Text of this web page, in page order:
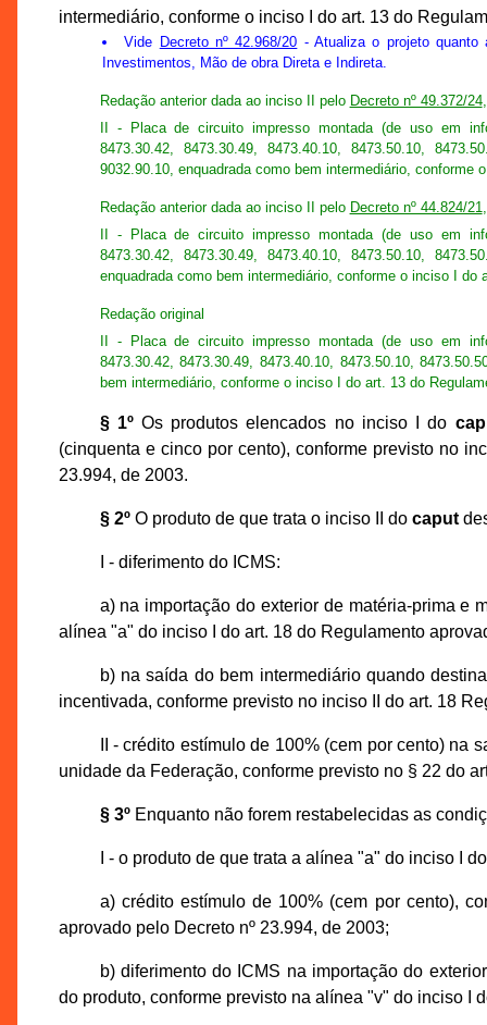
intermediário, conforme o inciso I do art. 13 do
Vide Decreto nº 42.968/20 - Atualiza o projeto quanto
Investimentos, Mão de obra Direta e Indireta.
Redação anterior dada ao inciso II pelo Decreto nº 49.372/24
II - Placa de circuito impresso montada (de uso em
8473.30.42, 8473.30.49, 8473.40.10, 8473.50.10,
9032.90.10, enquadrada como bem intermediário, conforme
Redação anterior dada ao inciso II pelo Decreto nº 44.824/21
II - Placa de circuito impresso montada (de uso em
8473.30.42, 8473.30.49, 8473.40.10, 8473.50.10,
enquadrada como bem intermediário, conforme o inciso I do
Redação original
II - Placa de circuito impresso montada (de uso em
8473.30.42, 8473.30.49, 8473.40.10, 8473.50.10,
bem intermediário, conforme o inciso I do art. 13 do
§ 1ºOs produtos elencados no inciso I do
(cinquenta e cinco por cento), conforme previsto no
23.994, de 2003.
§ 2ºO produto de que trata o inciso II do caput
I - diferimento do ICMS:
a) na importação do exterior de matéria-prima e
alínea "a" do inciso I do art. 18 do Regulamento
b) na saída do bem intermediário quando
incentivada, conforme previsto no inciso II do art. 18
II - crédito estímulo de 100% (cem por cento)
unidade da Federação, conforme previsto no § 22 do
§ 3ºEnquanto não forem restabelecidas as
I - o produto de que trata a alínea "a" do inciso I
a) crédito estímulo de 100% (cem por cento),
aprovado pelo Decreto nº 23.994, de 2003;
b) diferimento do ICMS na importação do
do produto, conforme previsto na alínea "v" do inciso I